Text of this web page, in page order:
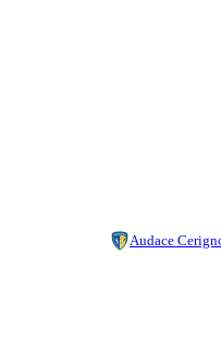
Audace